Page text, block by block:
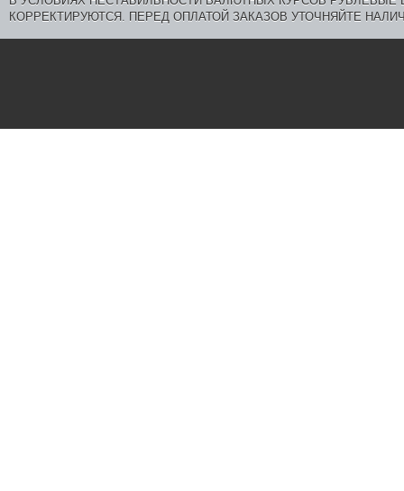
КОРРЕКТИРУЮТСЯ. ПЕРЕД ОПЛАТОЙ ЗАКАЗОВ УТОЧНЯЙТЕ